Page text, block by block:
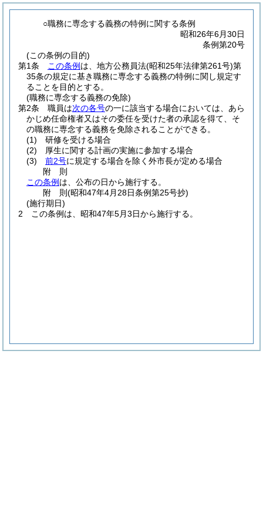
○職務に専念する義務の特例に関する条例
昭和26年6月30日
条例第20号
(この条例の目的)
第1条
この条例 は、地方公務員法(昭和25年法律第261号)第
35条の規定に基き職務に専念する義務の特例に関し規定す
ることを目的とする。
(職務に専念する義務の免除)
第2条
職員は次の各号の一に該当する場合においては、あら
かじめ任命権者又はその委任を受けた者の承認を得て、そ
の職務に専念する義務を免除されることができる。
(1)
研修を受ける場合
(2)
厚生に関する計画の実施に参加する場合
(3)
前2号に規定する場合を除く外市長が定める場合
附 則
この条例 は、公布の日から施行する。
附 則(昭和47年4月28日条例第25号抄)
(施行期日)
2
この条例は、昭和47年5月3日から施行する。